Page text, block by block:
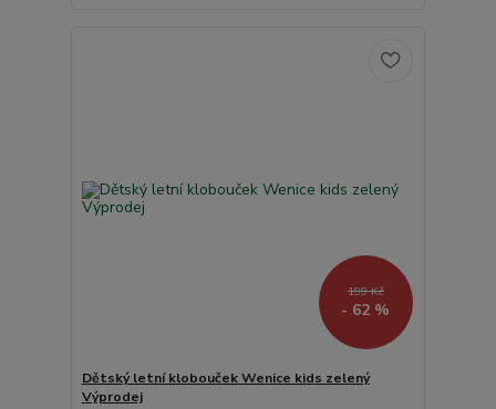
199 Kč
- 62 %
Dětský letní klobouček Wenice kids zelený
Výprodej